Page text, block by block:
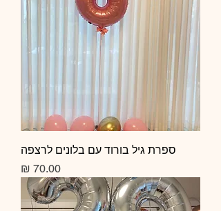
ספרת גיל בורוד עם בלונים לרצפה
מחיר